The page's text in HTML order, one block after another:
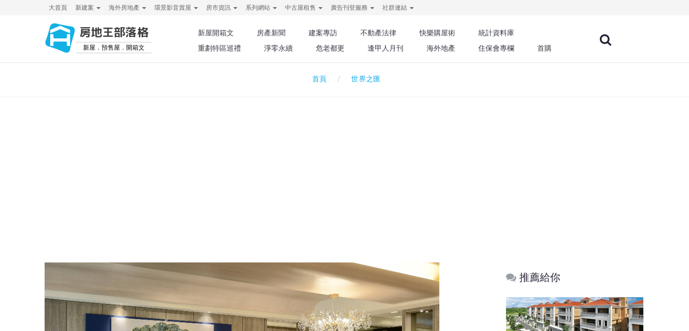
大首頁 新建案 海外房地產 環景影音賞屋 房市資訊 系列網站 中古屋租售 廣告刊登服務 社群連結
房地王部落格
新屋．預售屋．開箱文
新屋開箱文 房產新聞 建案專訪 不動產法律 快樂購屋術
統計資料庫
重劃特區巡禮
淨零永續 危老都更 逢甲人月刊 海外地產 住保會專欄 首購
首頁 世界之匯
推薦給你